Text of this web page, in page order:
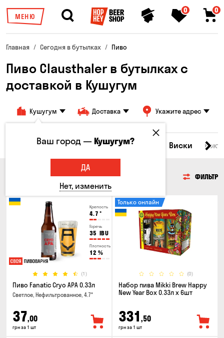
МЕНЮ
0 0
Главная Сегодня в бутылках Пиво
Пиво Clausthaler в бутылках с
доставкой в ​​Кушугум
Кушугум Доставка Укажите адрес
Все товары Пиво Сидр Виски
ФИЛЬТР
Крепость
4.7 °
Горечь
35 IBU
Плотность
12 %
(1)
Пиво Fanatic Cryo APA 0.33л
Светлое, Нефильтрованное, 4.7°
37,00
грн за 1 шт
(0)
Только онлайн
Набор пива Mikki Brew Happy
New Year Box 0.33л x 6шт
331 ,50
грн за 1 шт
Ваш город —Кушугум?
ДА
Нет, изменить